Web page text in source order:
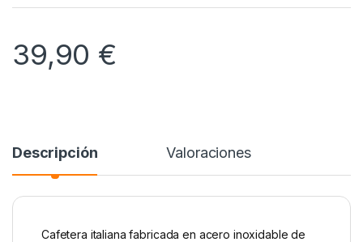
39,90 €
Descripción Valoraciones
Cafetera italiana fabricada en acero inoxidable de